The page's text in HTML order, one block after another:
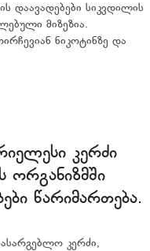
დაავადებები სიკვდილის
მიზეზია.
ნიკოტინზე და
კერძი
ორგანიზმში
წარიმართება.
კერძი,